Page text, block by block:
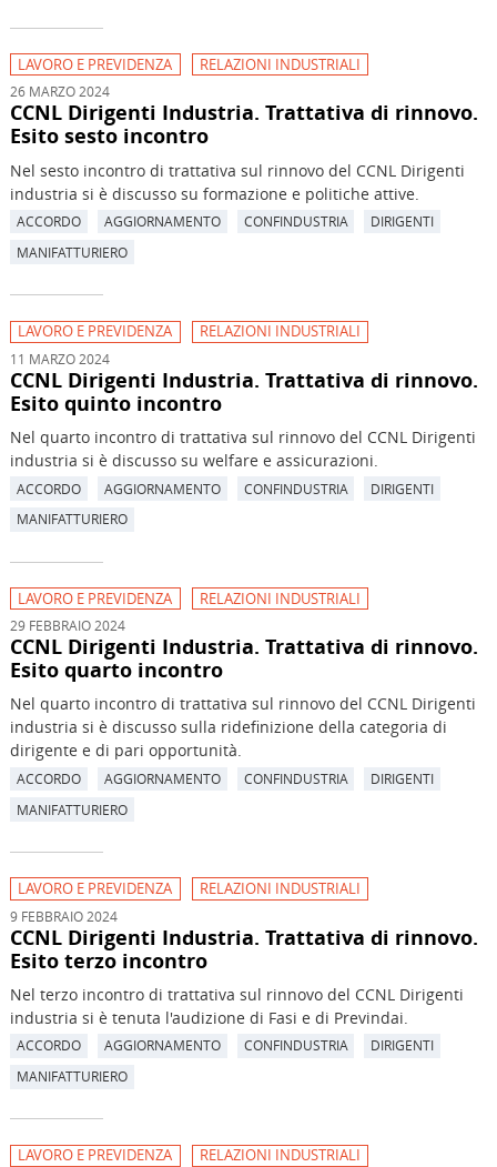
LAVORO E PREVIDENZA RELAZIONI INDUSTRIALI
26 MARZO 2024
CCNL Dirigenti Industria. Trattativa di rinnovo.
Esito sesto incontro
Nel sesto incontro di trattativa sul rinnovo del CCNL Dirigenti
industria si è discusso su formazione e politiche attive.
ACCORDO AGGIORNAMENTO CONFINDUSTRIA
DIRIGENTI
MANIFATTURIERO
LAVORO E PREVIDENZA RELAZIONI INDUSTRIALI
11 MARZO 2024
CCNL Dirigenti Industria. Trattativa di rinnovo.
Esito quinto incontro
Nel quarto incontro di trattativa sul rinnovo del CCNL Dirigenti
industria si è discusso su welfare e assicurazioni.
ACCORDO AGGIORNAMENTO CONFINDUSTRIA
DIRIGENTI
MANIFATTURIERO
LAVORO E PREVIDENZA RELAZIONI INDUSTRIALI
29 FEBBRAIO 2024
CCNL Dirigenti Industria. Trattativa di rinnovo.
Esito quarto incontro
Nel quarto incontro di trattativa sul rinnovo del CCNL Dirigenti
industria si è discusso sulla ridefinizione della categoria di
dirigente e di pari opportunità.
ACCORDO AGGIORNAMENTO CONFINDUSTRIA
DIRIGENTI
MANIFATTURIERO
LAVORO E PREVIDENZA RELAZIONI INDUSTRIALI
9 FEBBRAIO 2024
CCNL Dirigenti Industria. Trattativa di rinnovo.
Esito terzo incontro
Nel terzo incontro di trattativa sul rinnovo del CCNL Dirigenti
industria si è tenuta l'audizione di Fasi e di Previndai.
ACCORDO AGGIORNAMENTO CONFINDUSTRIA
DIRIGENTI
MANIFATTURIERO
LAVORO E PREVIDENZA RELAZIONI INDUSTRIALI